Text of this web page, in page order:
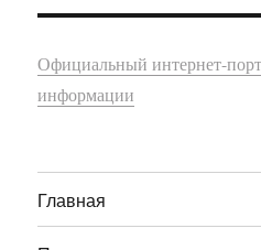
Официальный интернет-
информации
Главная